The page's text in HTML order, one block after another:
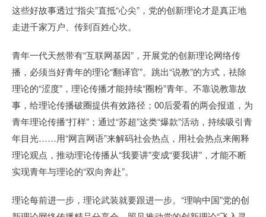
这些好故事透过“指尖”直抵“心尖”，党的创新理论才是真正地
走进千家万户、传到百姓心坎。
青年一代天然带有“互联网基因”，开展党的创新理论网络传
播，必须当好青年的理论“翻译官”。跳出“说教”的方式，祛除
理论的“涩度”，理论传播才能持续“圈粉”青年。不靠说教靠故
事，给理论传播破圈提供有效路径；00后爱看的两会报道，为
青年理论传播“打样”；通过“苏超”这类“爆款”活动，持续吸引青
年目光……用“网言网语”来解码社会热点，用社会热点来阐释
理论观点，推动理论传播从“我要讲”变成“要我讲”，才能不断
实现青年与理论的“双向奔赴”。
理论每前进一步，理论武装就要跟进一步。“理响中国”党的创